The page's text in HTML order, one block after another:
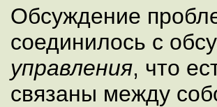
Обсуждение
соединилось с
управления, что
связаны между